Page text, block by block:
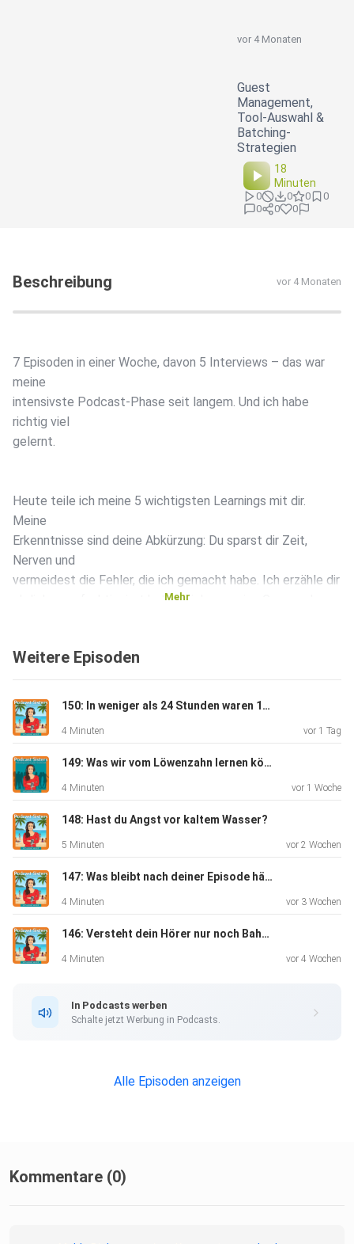
vor 4 Monaten
Guest
Management,
Tool-Auswahl &
Batching-
Strategien
18
Minuten
0 0 0
0
0
0 0
Beschreibung vor 4 Monaten
7 Episoden in einer Woche, davon 5 Interviews – das war
meine
intensivste Podcast-Phase seit langem. Und ich habe
richtig viel
gelernt.
Heute teile ich meine 5 wichtigsten Learnings mit dir.
Meine
Erkenntnisse sind deine Abkürzung: Du sparst dir Zeit,
Nerven und
vermeidest die Fehler, die ich gemacht habe. Ich erzähle dir
ehrlich, was funktioniert hat, wo ich an meine Grenzen kam
In dieser Episode erfährst du...
wie du mit einem automatisierten Workflow dein Guest
Management vereinfachst und massiv Zeit sparst
welche Aufnahmetools ich getestet habe und warum nicht
alle
weshalb du neue Tools niemals unter Zeitdruck einführen
wie Batching dir einen Flow-Zustand ermöglicht und deine
was du konkret aus meinen Erfahrungen für deinen Podcast
Mehr
Weitere Episoden
150: In weniger als 24 Stunden waren 10 Jahre weg
4 Minuten vor 1 Tag
149: Was wir vom Löwenzahn lernen können
4 Minuten vor 1 Woche
148: Hast du Angst vor kaltem Wasser?
5 Minuten vor 2 Wochen
147: Was bleibt nach deiner Episode hängen?
4 Minuten vor 3 Wochen
146: Versteht dein Hörer nur noch Bahnhof?
4 Minuten vor 4 Wochen
In Podcasts werben
Schalte jetzt Werbung in Podcasts.
Alle Episoden anzeigen
Kommentare (0)